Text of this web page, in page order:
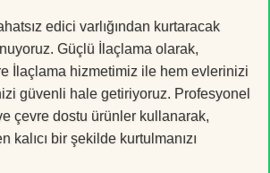
edici varlığından kurtaracak
Güçlü İlaçlama olarak,
İlaçlama hizmetimiz ile hem evlerinizi
güvenli hale getiriyoruz. Profesyonel
çevre dostu ürünler kullanarak,
kalıcı bir şekilde kurtulmanızı